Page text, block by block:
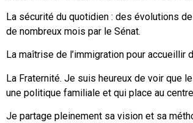
La sécurité du quotidien : des évolutions
de nombreux mois par le Sénat.
La maîtrise de l’immigration pour
La Fraternité. Je suis heureux de voir que
une politique familiale et qui place au
Je partage pleinement sa vision et sa